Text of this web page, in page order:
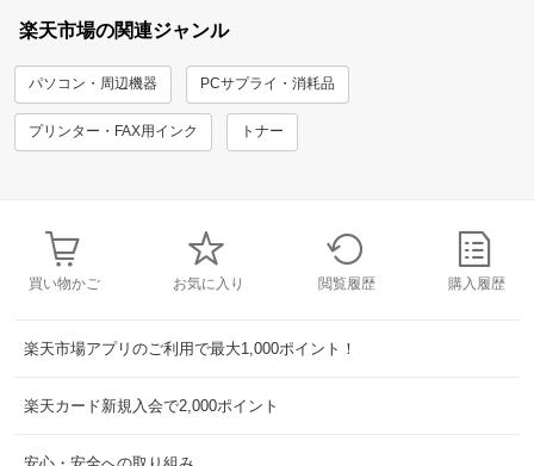
楽天市場の関連ジャンル
パソコン・周辺機器 PCサプライ・消耗品
プリンター・FAX用インク トナー
買い物かご お気に入り 閲覧履歴 購入履歴
楽天市場アプリのご利用で最大1,000ポイント！
楽天カード新規入会で2,000ポイント